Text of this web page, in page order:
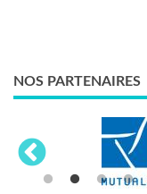
NOS PARTENAIRES